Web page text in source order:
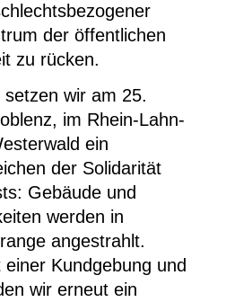
der öffentlichen
zu rücken.
wir am 25.
im Rhein-Lahn-
ein
der Solidarität
Gebäude und
werden in
angestrahlt.
Kundgebung und
wir erneut ein